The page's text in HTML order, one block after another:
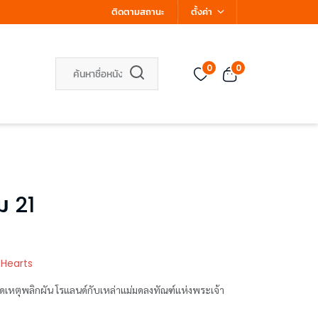
ติดตามสถานะ ตั้งค่า
0 0
21
Hearts
เหตุพลิกผัน โรแลนด์กับเหล่าแม่มดลงทัณฑ์แห่งพระเจ้า